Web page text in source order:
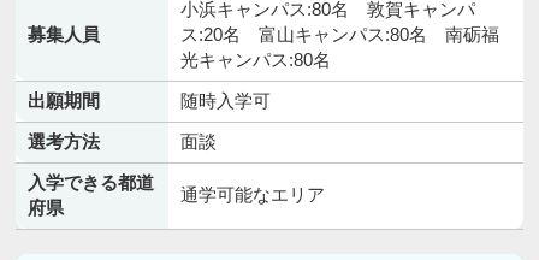
募集人員
小浜キャンパス:80名 敦賀キャンパ
ス:20名 富山キャンパス:80名 南砺福
光キャンパス:80名
出願期間
随時入学可
選考方法
面談
入学できる都道
府県
通学可能なエリア